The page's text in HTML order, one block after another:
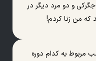
و دو مرد دیگر در
که من زنا کردم!
مربوط به کدام دوره